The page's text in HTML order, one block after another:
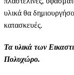
υλικά θα
κατασκευές.
Τα υλικά των
Πολυχώρο.